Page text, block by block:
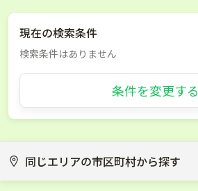
現在の検索条件
検索条件はありません
条件を変更する
同じエリアの市区町村から探す